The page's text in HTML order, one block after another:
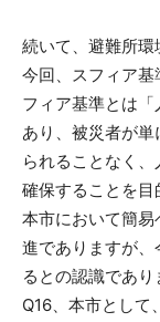
続いて、避難所環
今回、スフィア
フィア基準とは
あり、被災者が
られることなく
確保することを目
本市において簡
進でありますが
るとの認識であり
Q16、本市として